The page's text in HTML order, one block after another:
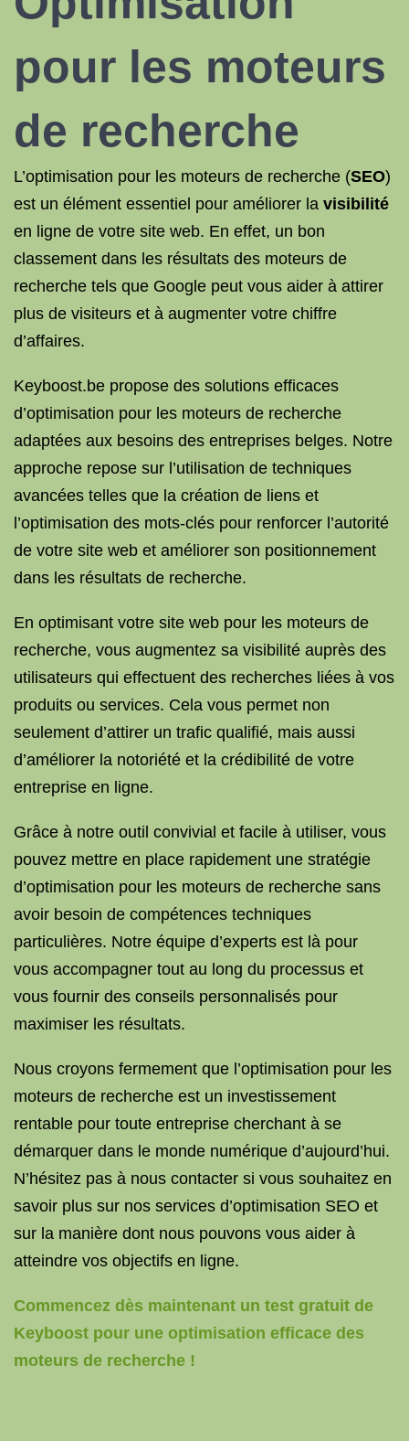
pour les moteurs
de recherche
L’optimisation pour les moteurs de recherche (SEO)
est un élément essentiel pour améliorer la visibilité
en ligne de votre site web. En effet, un bon
classement dans les résultats des moteurs de
recherche tels que Google peut vous aider à attirer
plus de visiteurs et à augmenter votre chiffre
d’affaires.
Keyboost.be propose des solutions efficaces
d’optimisation pour les moteurs de recherche
adaptées aux besoins des entreprises belges. Notre
approche repose sur l’utilisation de techniques
avancées telles que la création de liens et
l’optimisation des mots-clés pour renforcer l’autorité
de votre site web et améliorer son positionnement
dans les résultats de recherche.
En optimisant votre site web pour les moteurs de
recherche, vous augmentez sa visibilité auprès des
utilisateurs qui effectuent des recherches liées à vos
produits ou services. Cela vous permet non
seulement d’attirer un trafic qualifié, mais aussi
d’améliorer la notoriété et la crédibilité de votre
entreprise en ligne.
Grâce à notre outil convivial et facile à utiliser, vous
pouvez mettre en place rapidement une stratégie
d’optimisation pour les moteurs de recherche sans
avoir besoin de compétences techniques
particulières. Notre équipe d’experts est là pour
vous accompagner tout au long du processus et
vous fournir des conseils personnalisés pour
maximiser les résultats.
Nous croyons fermement que l’optimisation pour les
moteurs de recherche est un investissement
rentable pour toute entreprise cherchant à se
démarquer dans le monde numérique d’aujourd’hui.
N’hésitez pas à nous contacter si vous souhaitez en
savoir plus sur nos services d’optimisation SEO et
sur la manière dont nous pouvons vous aider à
atteindre vos objectifs en ligne.
Commencez dès maintenant un test gratuit de
Keyboost pour une optimisation efficace des
moteurs de recherche !